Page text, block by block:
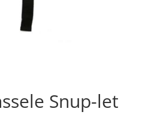
Snup-let